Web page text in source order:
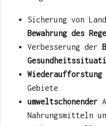
Sicherung von
Bewahrung des
Verbesserung der
Wiederaufforstung
Gebiete
umweltschonender
Nahrungsmitteln